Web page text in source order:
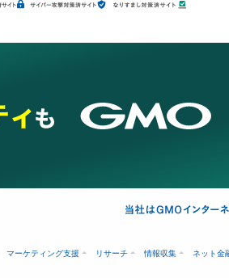
マーケティング支援 リサーチ 情報収集 ネット金